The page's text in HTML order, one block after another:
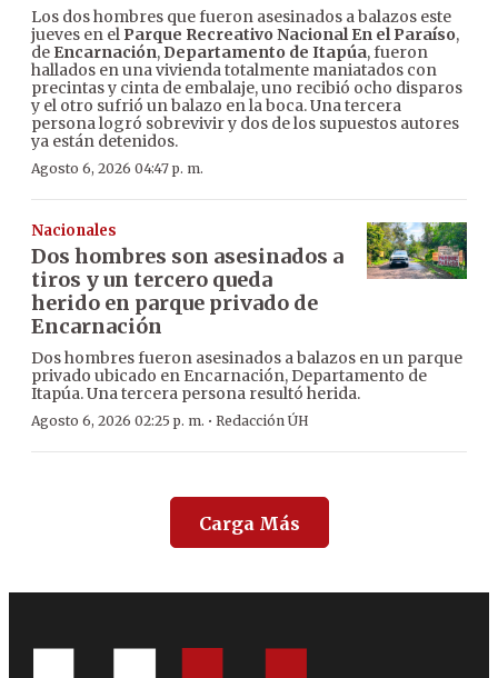
Los dos hombres que fueron asesinados a balazos este
jueves en el Parque Recreativo Nacional En el Paraíso,
de Encarnación, Departamento de Itapúa, fueron
hallados en una vivienda totalmente maniatados con
precintas y cinta de embalaje, uno recibió ocho disparos
y el otro sufrió un balazo en la boca. Una tercera
persona logró sobrevivir y dos de los supuestos autores
ya están detenidos.
Agosto 6, 2026 04:47 p. m.
Nacionales
Dos hombres son asesinados a
tiros y un tercero queda
herido en parque privado de
Encarnación
Dos hombres fueron asesinados a balazos en un parque
privado ubicado en Encarnación, Departamento de
Itapúa. Una tercera persona resultó herida.
Agosto 6, 2026 02:25 p. m. · Redacción ÚH
Carga Más